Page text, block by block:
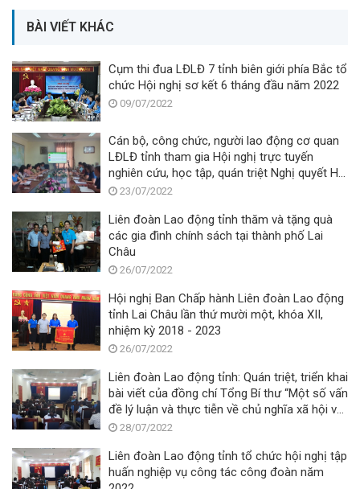
BÀI VIẾT KHÁC
Cụm thi đua LĐLĐ 7 tỉnh biên giới phía Bắc tổ
chức Hội nghị sơ kết 6 tháng đầu năm 2022
09/07/2022
Cán bộ, công chức, người lao động cơ quan
LĐLĐ tỉnh tham gia Hội nghị trực tuyến
nghiên cứu, học tập, quán triệt Nghị quyết Hội
nghị lần thứ năm Ban Chấp hành Trung ương
23/07/2022
Liên đoàn Lao động tỉnh thăm và tặng quà
các gia đình chính sách tại thành phố Lai
Châu
26/07/2022
Hội nghị Ban Chấp hành Liên đoàn Lao động
tỉnh Lai Châu lần thứ mười một, khóa XII,
nhiệm kỳ 2018 - 2023
26/07/2022
Liên đoàn Lao động tỉnh: Quán triệt, triển khai
bài viết của đồng chí Tổng Bí thư “Một số vấn
đề lý luận và thực tiễn về chủ nghĩa xã hội và
con đường đi lên chủ nghĩa xã hội ở Việt
28/07/2022
Liên đoàn Lao động tỉnh tổ chức hội nghị tập
huấn nghiệp vụ công tác công đoàn năm